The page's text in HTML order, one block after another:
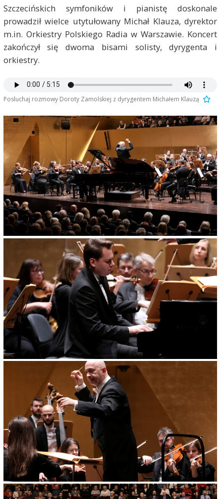
Szczecińskich symfoników i pianistę doskonale
prowadził wielce utytułowany Michał Klauza, dyrektor
m.in. Orkiestry Polskiego Radia w Warszawie. Koncert
zakończył się dwoma bisami solisty, dyrygenta i
orkiestry.
Posluchaj rozmowy Doroty Zamolskiej z dyrygentem Michałem Klauzą